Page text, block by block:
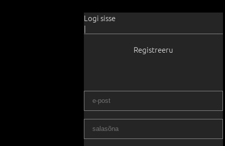
Logi sisse
|
Registreeru